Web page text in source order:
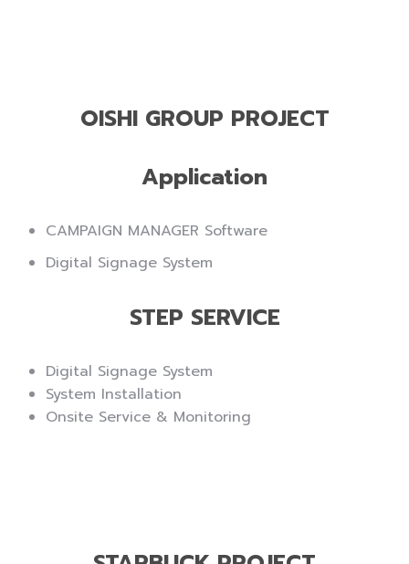
OISHI GROUP PROJECT
Application
CAMPAIGN MANAGER Software
Digital Signage System
STEP SERVICE
Digital Signage System
System Installation
Onsite Service & Monitoring